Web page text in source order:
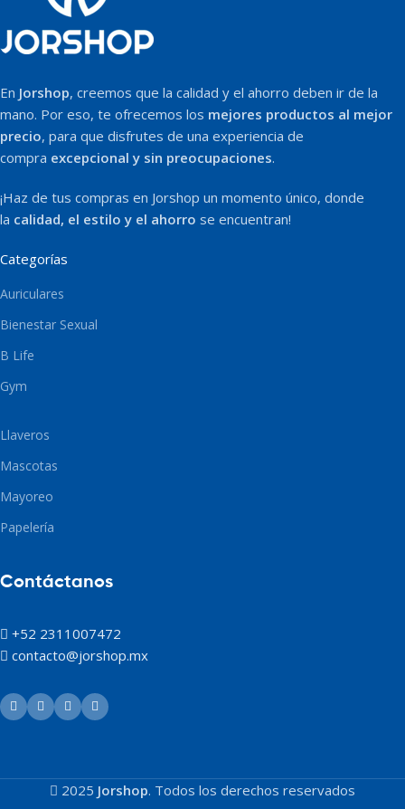
En Jorshop, creemos que la calidad y el ahorro deben ir de la
mano. Por eso, te ofrecemos los mejores productos al mejor
precio, para que disfrutes de una experiencia de
compra excepcional y sin preocupaciones.
¡Haz de tus compras en Jorshop un momento único, donde
la calidad, el estilo y el ahorro se encuentran!
Categorías
Auriculares
Bienestar Sexual
B Life
Gym
Llaveros
Mascotas
Mayoreo
Papelería
Contáctanos
+52 2311007472
contacto@jorshop.mx
2025 Jorshop. Todos los derechos reservados